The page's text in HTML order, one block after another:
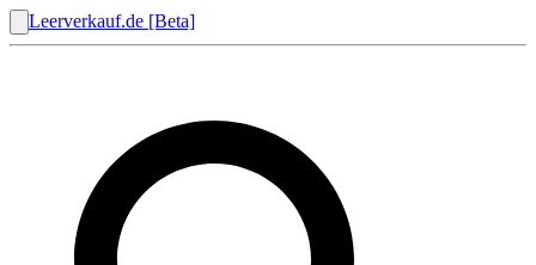
Leerverkauf.de [Beta]